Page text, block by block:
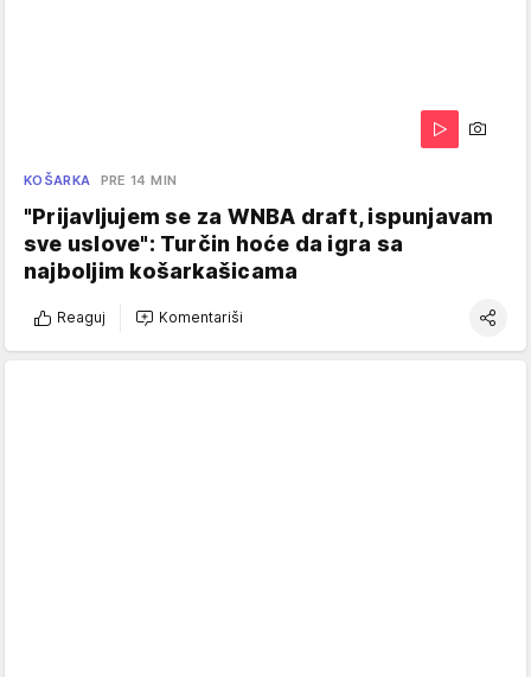
KOŠARKA PRE 14 MIN
"Prijavljujem se za WNBA draft, ispunjavam
sve uslove": Turčin hoće da igra sa
najboljim košarkašicama
Reaguj Komentariši